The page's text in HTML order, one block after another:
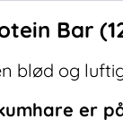
Bar
blød og
er